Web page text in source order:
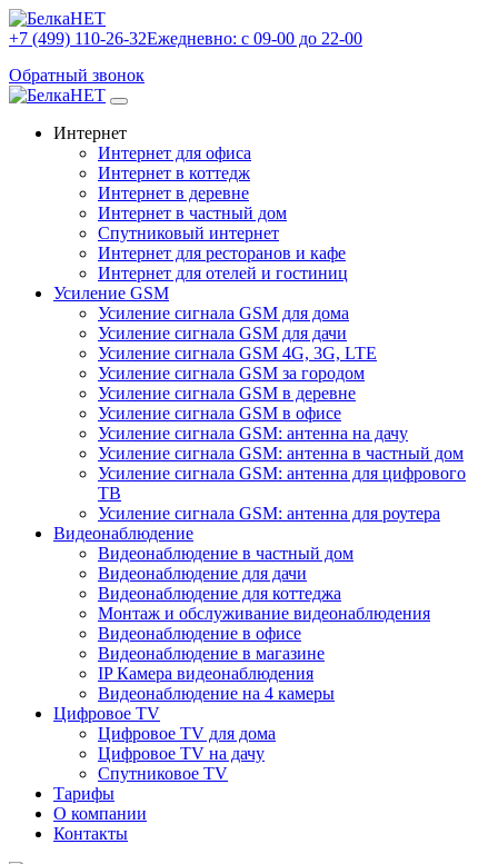
+7 (499) 110-26-32Ежедневно: с 09-00 до 22-00
Обратный звонок
Интернет
Интернет для офиса
Интернет в коттедж
Интернет в деревне
Интернет в частный дом
Спутниковый интернет
Интернет для ресторанов и кафе
Интернет для отелей и гостиниц
Усиление GSM
Усиление сигнала GSM для дома
Усиление сигнала GSM для дачи
Усиление сигнала GSM 4G, 3G, LTE
Усиление сигнала GSM за городом
Усиление сигнала GSM в деревне
Усиление сигнала GSM в офисе
Усиление сигнала GSM: антенна на дачу
Усиление сигнала GSM: антенна в частный дом
Усиление сигнала GSM: антенна для цифрового
ТВ
Усиление сигнала GSM: антенна для роутера
Видеонаблюдение
Видеонаблюдение в частный дом
Видеонаблюдение для дачи
Видеонаблюдение для коттеджа
Монтаж и обслуживание видеонаблюдения
Видеонаблюдение в офисе
Видеонаблюдение в магазине
IP Камера видеонаблюдения
Видеонаблюдение на 4 камеры
Цифровое TV
Цифровое TV для дома
Цифровое TV на дачу
Спутниковое TV
Тарифы
О компании
Контакты